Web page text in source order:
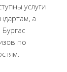
услуги
а
по